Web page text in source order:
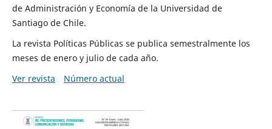
de Administración y Economía de la Universidad de
Santiago de Chile.
La revista Políticas Públicas se publica semestralmente los
meses de enero y julio de cada año.
Ver revista
Número actual